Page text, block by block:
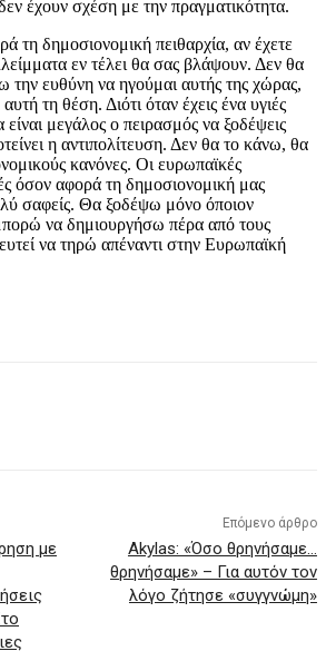
έχουν σχέση με την πραγματικότητα.
τη δημοσιονομική πειθαρχία, αν έχετε
εν τέλει θα σας βλάψουν. Δεν θα
την ευθύνη να ηγούμαι αυτής της χώρας,
τη θέση. Διότι όταν έχεις ένα υγιές
μεγάλος ο πειρασμός να ξοδέψεις
η αντιπολίτευση. Δεν θα το κάνω, θα
κανόνες. Οι ευρωπαϊκές
όσον αφορά τη δημοσιονομική μας
σαφείς. Θα ξοδέψω μόνο όποιον
να δημιουργήσω πέρα από τους
να τηρώ απέναντι στην Ευρωπαϊκή
με
Επόμενο άρθρο
Akylas: «Όσο θρηνήσαμε…
θρηνήσαμε» – Για αυτόν τον
λόγο ζήτησε «συγγνώμη»